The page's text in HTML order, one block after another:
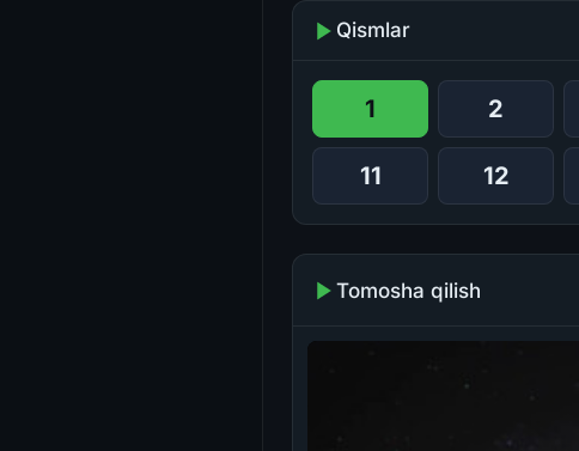
Qismlar
1 2
11 12
Tomosha qilish